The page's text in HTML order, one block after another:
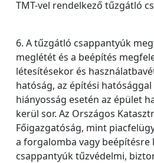
TMT-vel rendelkező tűzgátló
6. A tűzgátló csappantyúk
meglétét és a beépítés
létesítésekor és
hatóság, az építési
hiányosság esetén az épület
kerül sor. Az Országos
Főigazgatóság, mint
a forgalomba vagy
csappantyúk tűzvédelmi,